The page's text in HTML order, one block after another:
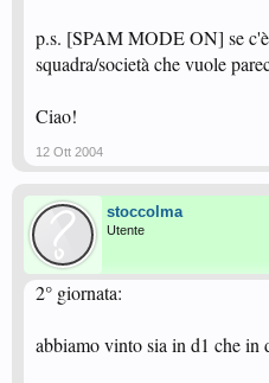
p.s. [SPAM MODE ON] se
squadra/società che vuole
Ciao!
12 Ott 2004
stoccolma
Utente
2° giornata:
abbiamo vinto sia in d1 che in